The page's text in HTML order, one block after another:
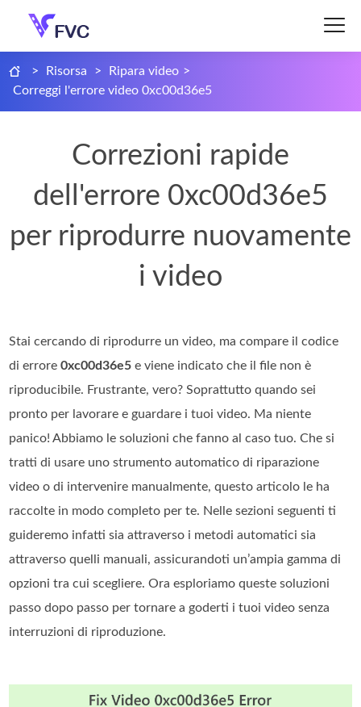
> Risorsa > Ripara video >
Correggi l'errore video 0xc00d36e5
Correzioni rapide
dell'errore 0xc00d36e5
per riprodurre nuovamente
i video
Stai cercando di riprodurre un video, ma compare il codice
di errore0xc00d36e5 e viene indicato che il file non è
riproducibile. Frustrante, vero? Soprattutto quando sei
pronto per lavorare e guardare i tuoi video. Ma niente
panico! Abbiamo le soluzioni che fanno al caso tuo. Che si
tratti di usare uno strumento automatico di riparazione
video o di intervenire manualmente, questo articolo le ha
raccolte in modo completo per te. Nelle sezioni seguenti ti
guideremo infatti sia attraverso i metodi automatici sia
attraverso quelli manuali, assicurandoti un’ampia gamma di
opzioni tra cui scegliere. Ora esploriamo queste soluzioni
passo dopo passo per tornare a goderti i tuoi video senza
interruzioni di riproduzione.